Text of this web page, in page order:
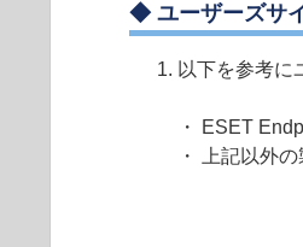
◆ ユーザーズサ
以下を参考に
・ ESET
・ 上記以外